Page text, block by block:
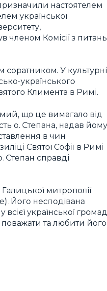
настоятелем
української
членом Комісії з питань
соратником. У
українського
Климента в Римі.
що це вимагало від
о. Степана, надав йому
в чин
Святої Софії в Римі
Степан справді
митрополії
Його несподівана
української
поважати та любити його.